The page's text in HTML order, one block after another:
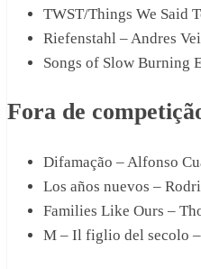
TWST/Things We Said
Riefenstahl – Andres
Songs of Slow Burning
Fora de
Difamação – Alfonso
Los años nuevos –
Families Like Ours –
M – Il figlio del secolo